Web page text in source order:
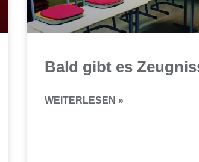
Bald gibt es
WEITERLESEN »